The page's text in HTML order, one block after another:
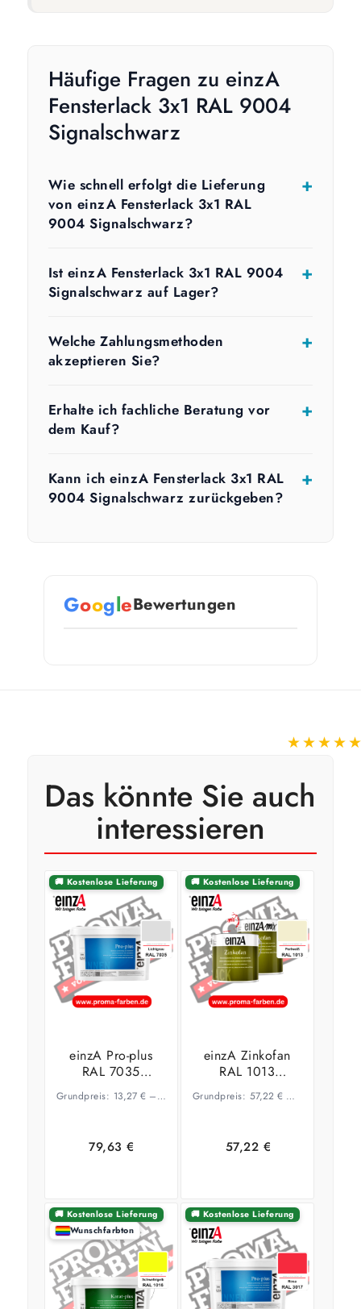
Häufige Fragen zu einzA
Fensterlack 3x1 RAL 9004
Signalschwarz
Wie schnell erfolgt die Lieferung
von einzA Fensterlack 3x1 RAL
9004 Signalschwarz?
Ist einzA Fensterlack 3x1 RAL 9004
Signalschwarz auf Lager?
Welche Zahlungsmethoden
akzeptieren Sie?
Erhalte ich fachliche Beratung vor
dem Kauf?
Kann ich einzA Fensterlack 3x1 RAL
9004 Signalschwarz zurückgeben?
GoogleBewertungen
Das könnte Sie auch
interessieren
🚚 Kostenlose Lieferung
einzA Pro-plus
RAL 7035
Grundpreis: 13,27 €– 10,34 €/l
79,63€
🚚 Kostenlose Lieferung
einzA Zinkofan
RAL 1013
Grundpreis: 57,22 €–
57,22 €
🚚 Kostenlose Lieferung
Wunschfarbton
🚚 Kostenlose Lieferung